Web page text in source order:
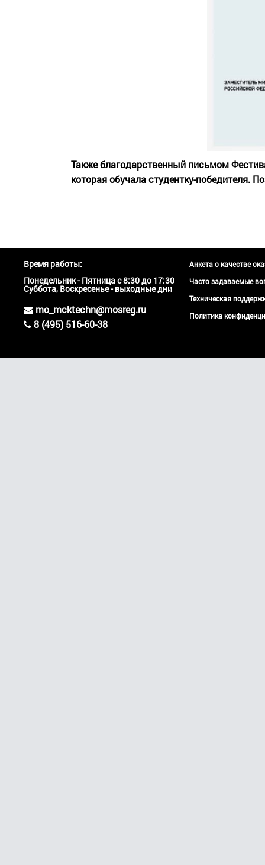
Также благодарственный письмом
которая обучала студентку-
Время работы:
Понедельник - Пятница с 8:30 до 17:30
Суббота, Воскресенье - выходные дни
mo_mcktechn@mosreg.ru
8 (495) 516-60-38
Анкета о качестве
Часто задаваемые
Техническая
Политика